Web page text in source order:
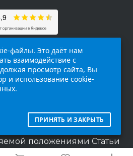
(
характер и
не является публичной
положениями Статьи
кодекса Российской
файлы. Это даёт нам
взаимодействие с
просмотр сайта, Вы
и использование cookie-
ПРИНЯТЬ И ЗАКРЫТЬ